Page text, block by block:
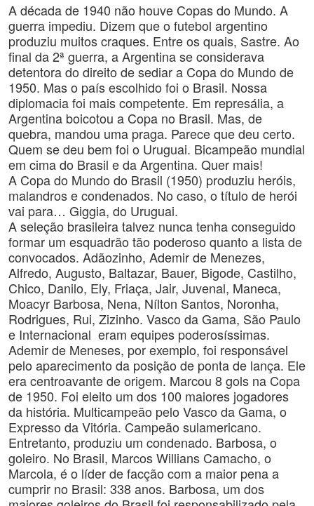
A década de 1940 não houve Copas do Mundo. A
guerra impediu. Dizem que o futebol argentino
produziu muitos craques. Entre os quais, Sastre. Ao
final da 2ª guerra, a Argentina se considerava
detentora do direito de sediar a Copa do Mundo de
1950. Mas o país escolhido foi o Brasil. Nossa
diplomacia foi mais competente. Em represália, a
Argentina boicotou a Copa no Brasil. Mas, de
quebra, mandou uma praga. Parece que deu certo.
Quem se deu bem foi o Uruguai. Bicampeão mundial
em cima do Brasil e da Argentina. Quer mais!
A Copa do Mundo do Brasil (1950) produziu heróis,
malandros e condenados. No caso, o título de herói
vai para… Giggia, do Uruguai.
A seleção brasileira talvez nunca tenha conseguido
formar um esquadrão tão poderoso quanto a lista de
convocados. Adãozinho, Ademir de Menezes,
Alfredo, Augusto, Baltazar, Bauer, Bigode, Castilho,
Chico, Danilo, Ely, Friaça, Jair, Juvenal, Maneca,
Moacyr Barbosa, Nena, Nílton Santos, Noronha,
Rodrigues, Rui, Zizinho. Vasco da Gama, São Paulo
e Internacional eram equipes poderosíssimas.
Ademir de Meneses, por exemplo, foi responsável
pelo aparecimento da posição de ponta de lança. Ele
era centroavante de origem. Marcou 8 gols na Copa
de 1950. Foi eleito um dos 100 maiores jogadores
da história. Multicampeão pelo Vasco da Gama, o
Expresso da Vitória. Campeão sulamericano.
Entretanto, produziu um condenado. Barbosa, o
goleiro. No Brasil, Marcos Willians Camacho, o
Marcola, é o líder de facção com a maior pena a
cumprir no Brasil: 338 anos. Barbosa, um dos